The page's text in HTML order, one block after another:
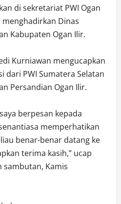
di sekretariat PWI Ogan
Dinas
Kabupaten Ogan Ilir.
Kurniawan mengucapkan
dari PWI Sumatera Selatan
Persandian Ogan Ilir.
berpesan kepada
memperhatikan
benar-benar datang ke
terima kasih,” ucap
sambutan, Kamis